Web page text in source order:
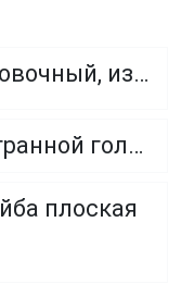
Винт установочный, из нержавеющей стали A2
Болт с шестигранной головкой, полная резьба, из нержавеющей стали A2 и A4
плоская